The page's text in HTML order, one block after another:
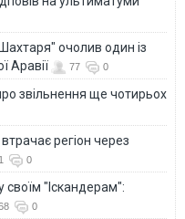
очолив один із
Аравії
77 0
звільнення ще чотирьох
регіон через
0
своїм "Іскандерам":
0